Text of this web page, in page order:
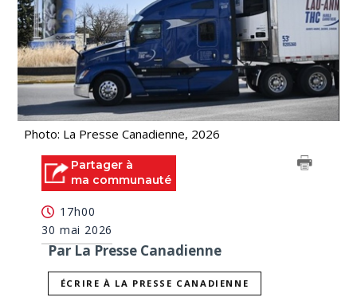
Photo: La Presse Canadienne, 2026
Partager à
ma communauté
17h00
30 mai 2026
Par La Presse Canadienne
ÉCRIRE À LA PRESSE CANADIENNE